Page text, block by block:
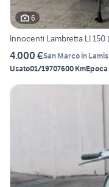
6
Innocenti Lambretta LI 150
4.000 €San Marco in Lamis
Usato01/19707600 KmEpoca